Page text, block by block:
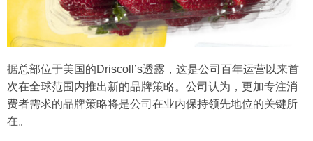
据总部位于美国的Driscoll’s透露，这是公司百年运营以来首
次在全球范围内推出新的品牌策略。公司认为，更加专注消
费者需求的品牌策略将是公司在业内保持领先地位的关键所
在。